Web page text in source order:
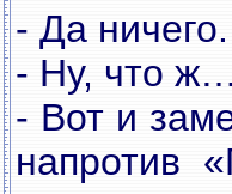
- Да ничего.
- Ну, что
- Вот и
напротив